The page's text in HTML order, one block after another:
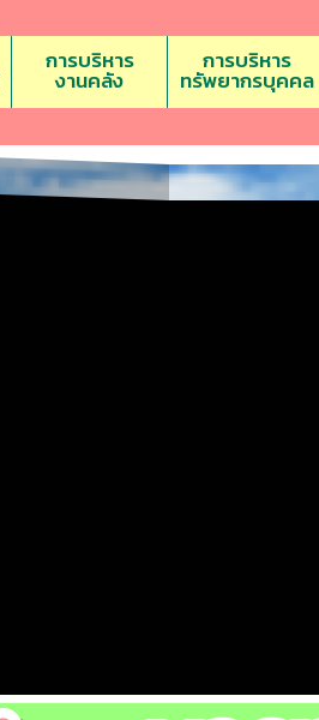
การบริหาร
งานคลัง
การบริหาร
ทรัพยากรบุคคล